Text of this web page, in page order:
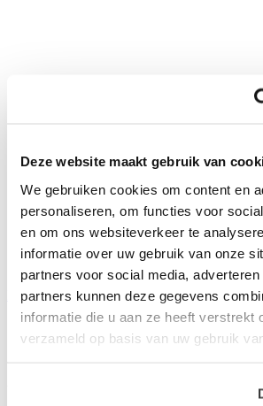
Deze website maakt gebruik van
We gebruiken cookies om content en
personaliseren, om functies voor
en om ons websiteverkeer te
informatie over uw gebruik van onze
partners voor social media,
partners kunnen deze gegevens
informatie die u aan ze heeft verstrekt
verzameld op basis van uw gebruik
Wat is Merius Hypotheken?
Waarom Merius Hypotheken?
Nieuws van Merius Hypotheken
Werken bij Merius Hypotheken
Veelgestelde vragen
Inloggen
Jehypotheek.nl